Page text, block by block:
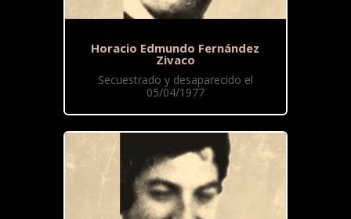
Horacio Edmundo Fernández
Zivaco
Secuestrado y desaparecido el
05/04/1977